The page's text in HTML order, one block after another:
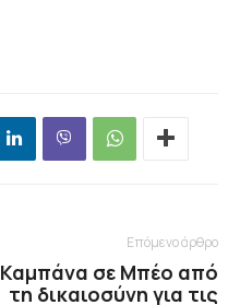
Επόμενο άρθρο
Καμπάνα σε Μπέο από
τη δικαιοσύνη για τις